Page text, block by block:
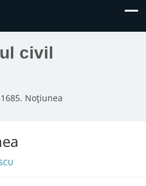
civil
Noţiunea